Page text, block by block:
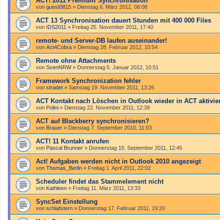
von guest0815 » Dienstag 6. März 2012, 08:08
ACT 13 Synchronisation dauert Stunden mit 400 000 Files
von IDS2011 » Freitag 25. November 2011, 17:40
remote- und Server-DB laufen auseinander!
von Act4Cobra » Dienstag 28. Februar 2012, 10:54
Remote ohne Attachments
von SvenNRW» Donnerstag 5. Januar 2012, 10:51
Framework Synchronization fehler
von stradet » Samstag 19. November 2011, 13:26
ACT Kontakt nach Löschen in Outlook wieder in ACT
von Polini » Dienstag 22. November 2011, 12:39
ACT auf Blackberry synchronisieren?
von Brauer » Dienstag 7. September 2010, 11:03
ACT! 11 Kontakt anrufen
von Pascal Brunner » Donnerstag 15. September 2011, 12:45
Act! Aufgaben werden nicht in Outlook 2010 angezeigt
von Thomas_Berlin » Freitag 1. April 2011, 22:02
Scheduler findet das Stammelement nicht
von Kathleen » Freitag 11. März 2011, 13:33
SyncSet Einstellung
von schlafstern » Donnerstag 17. Februar 2011, 19:20